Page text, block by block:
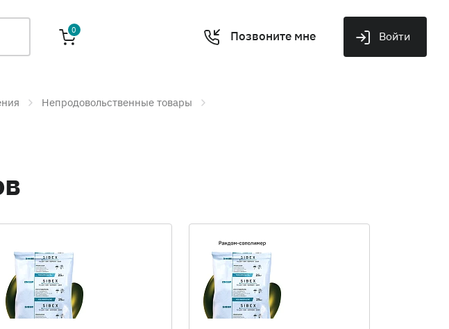
0 Позвоните мне Войти
Непродовольственные товары